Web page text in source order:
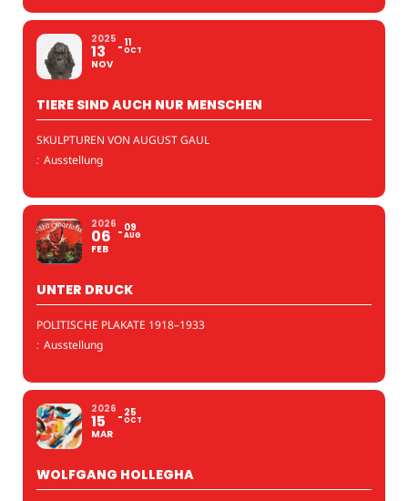
2025
13
NOV
11
OCT
TIERE SIND AUCH NUR MENSCHEN
SKULPTUREN VON AUGUST GAUL
: Ausstellung
2026
06
FEB
09
AUG
UNTER DRUCK
POLITISCHE PLAKATE 1918–1933
: Ausstellung
2026
15
MAR
25
OCT
WOLFGANG HOLLEGHA